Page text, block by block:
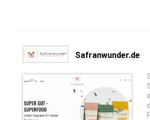
Safranwunder.de